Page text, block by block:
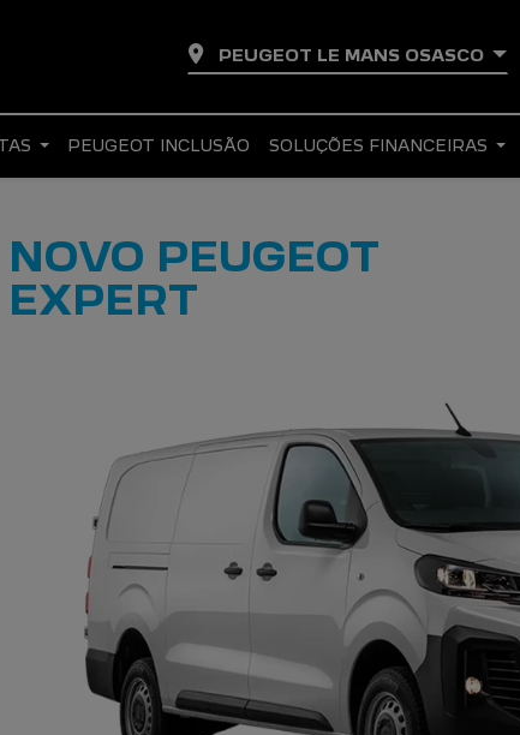
PEUGEOT LE MANS OSASCO
PEUGEOT INCLUSÃO SOLUÇÕES FINANCEIRAS
NOVO PEUGEOT
EXPERT